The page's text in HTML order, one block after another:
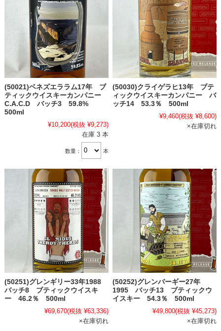
(50021)ベネズエララム17年 ブ
ティックウイスキーカンパニー
C.A.C.D バッチ3 59.8%
500ml
¥10,200(税抜 ¥9,273)
在庫 3 本
数量： 本
(50030)クライゲラヒ13年 ブテ
ィックウイスキーカンパニー バ
ッチ14 53.3％ 500ml
¥9,460(税抜 ¥8,600)
×在庫切れ
(50251)グレンギリー33年1988
バッチ8 ブティックウイスキ
ー 46.2％ 500ml
¥69,670(税抜 ¥63,336)
×在庫切れ
(50252)グレンバーギー27年
1995 バッチ13 ブティックウ
イスキー 54.3％ 500ml
¥49,800(税抜 ¥45,273)
×在庫切れ